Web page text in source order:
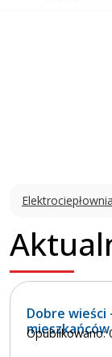
Dobre wieści
mieszkańców
Opublikowano: